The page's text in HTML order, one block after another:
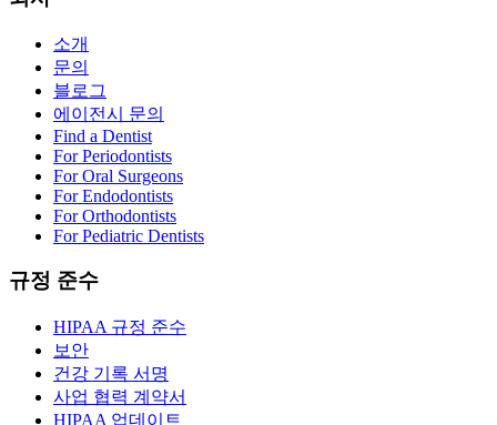
소개
문의
블로그
에이전시 문의
Find a Dentist
For Periodontists
For Oral Surgeons
For Endodontists
For Orthodontists
For Pediatric Dentists
규정 준수
HIPAA 규정 준수
보안
건강 기록 서명
사업 협력 계약서
HIPAA 업데이트